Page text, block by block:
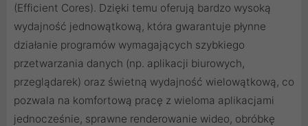
(Efficient Cores). Dzięki temu oferują bardzo wysoką
wydajność jednowątkową, która gwarantuje płynne
działanie programów wymagających szybkiego
przetwarzania danych (np. aplikacji biurowych,
przeglądarek) oraz świetną wydajność wielowątkową, co
pozwala na komfortową pracę z wieloma aplikacjami
jednocześnie, sprawne renderowanie wideo, obróbkę